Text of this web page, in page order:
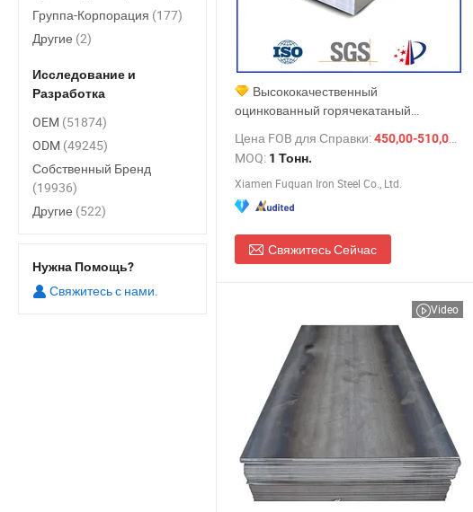
Высококачественный
оцинкованный горячекатаный
заводское снабжение углеродной
стальной пластины
Цена FOB для Справки:450,00-510,00 $
MOQ: 1 Тонн.
Xiamen Fuquan Iron Steel Co., Ltd.
Свяжитесь Сейчас
Video
Группа-Корпорация (177)
Другие (2)
Исследование и
Разработка
OEM (51874)
ODM (49245)
Собственный Бренд
(19936)
Другие (522)
Нужна Помощь?
Свяжитесь с нами.